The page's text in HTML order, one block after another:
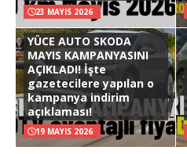
23 MAYIS 2026
YÜCE AUTO SKODA
MAYIS KAMPANYASINI
AÇIKLADI! İşte
gazetecilere yapılan o
kampanya indirim
açıklaması!
19 MAYIS 2026